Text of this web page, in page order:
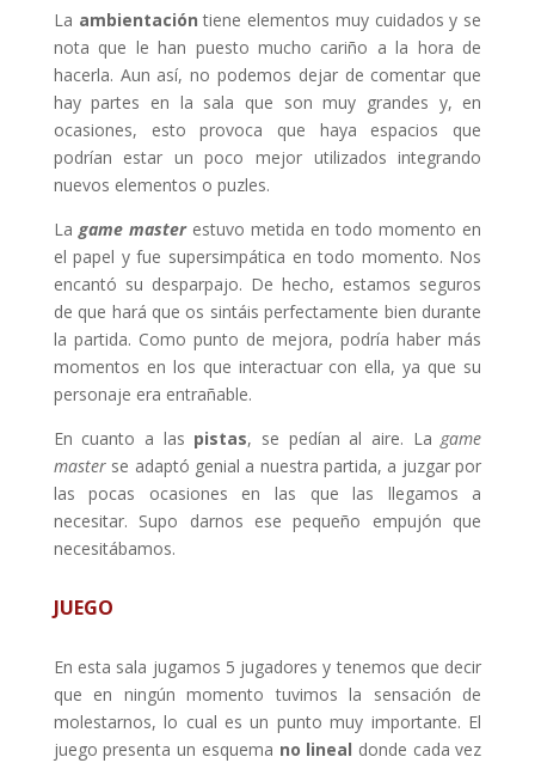
La ambientación tiene elementos muy cuidados y se
nota que le han puesto mucho cariño a la hora de
hacerla. Aun así, no podemos dejar de comentar que
hay partes en la sala que son muy grandes y, en
ocasiones, esto provoca que haya espacios que
podrían estar un poco mejor utilizados integrando
nuevos elementos o puzles.
La game masterestuvo metida en todo momento en
el papel y fue supersimpática en todo momento. Nos
encantó su desparpajo. De hecho, estamos seguros
de que hará que os sintáis perfectamente bien durante
la partida. Como punto de mejora, podría haber más
momentos en los que interactuar con ella, ya que su
personaje era entrañable.
En cuanto a las pistas, se pedían al aire. Lagame
masterse adaptó genial a nuestra partida, a juzgar por
las pocas ocasiones en las que las llegamos a
necesitar. Supo darnos ese pequeño empujón que
necesitábamos.
JUEGO
En esta sala jugamos 5 jugadores y tenemos que decir
que en ningún momento tuvimos la sensación de
molestarnos, lo cual es un punto muy importante. El
juego presenta un esquema no lineal donde cada vez